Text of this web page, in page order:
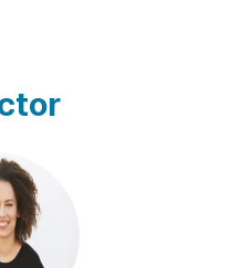
지 않았을지도 모르지만,
다. 이 병을 보이게 만드는
방 구석구석 카메라를 설치
사람들처럼, 그녀는 이 병
다는 것을 보이기 위해 찍
자들과 연결되는 도구가 된